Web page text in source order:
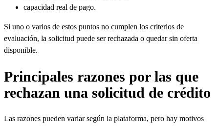
capacidad real de pago.
Si uno o varios de estos puntos no cumplen los criterios de
evaluación, la solicitud puede ser rechazada o quedar sin oferta
disponible.
Principales razones por las que
rechazan una solicitud de crédito
Las razones pueden variar según la plataforma, pero hay motivos